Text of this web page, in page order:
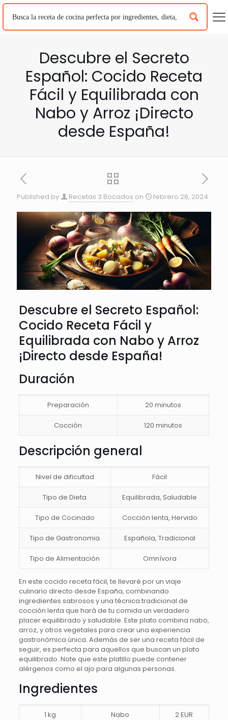
Descubre el Secreto
Español: Cocido Receta
Fácil y Equilibrada con
Nabo y Arroz ¡Directo
desde España!
Published by Recetas 3 Bocados on febrero 26, 2024
Descubre el Secreto Español:
Cocido Receta Fácil y
Equilibrada con Nabo y Arroz
¡Directo desde España!
Duración
Preparación 20 minutos
Cocción 120 minutos
Descripción general
Nivel de dificultad Fácil
Tipo de Dieta Equilibrada, Saludable
Tipo de Cocinado Cocción lenta, Hervido
Tipo de Gastronomia Española, Tradicional
Tipo de Alimentación Omnívora
En este cocido receta fácil, te llevaré por un viaje
culinario directo desde España, combinando
ingredientes sabrosos y una técnica tradicional de
cocción lenta que hará de tu comida un verdadero
placer equilibrado y saludable. Este plato combina nabo,
arroz, y otros vegetales para crear una experiencia
gastronómica única. Además de ser una receta fácil de
seguir, es perfecta para aquellos que buscan un plato
equilibrado. Note que este platillo puede contener
alérgenos como el ajo para algunas personas.
Ingredientes
1 kg Nabo 2 EUR